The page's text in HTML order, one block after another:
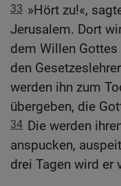
33 »Hört zu!«,
Jerusalem. Dort
dem Willen
den
werden ihn zum
übergeben, die
34 Die werden
anspucken,
drei Tagen wird er